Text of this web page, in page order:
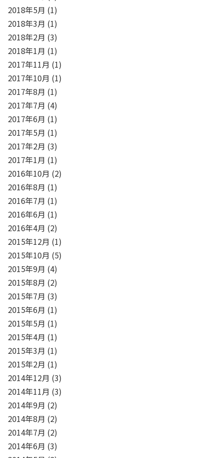
2018年5月 (1)
2018年3月 (1)
2018年2月 (3)
2018年1月 (1)
2017年11月 (1)
2017年10月 (1)
2017年8月 (1)
2017年7月 (4)
2017年6月 (1)
2017年5月 (1)
2017年2月 (3)
2017年1月 (1)
2016年10月 (2)
2016年8月 (1)
2016年7月 (1)
2016年6月 (1)
2016年4月 (2)
2015年12月 (1)
2015年10月 (5)
2015年9月 (4)
2015年8月 (2)
2015年7月 (3)
2015年6月 (1)
2015年5月 (1)
2015年4月 (1)
2015年3月 (1)
2015年2月 (1)
2014年12月 (3)
2014年11月 (3)
2014年9月 (2)
2014年8月 (2)
2014年7月 (2)
2014年6月 (3)